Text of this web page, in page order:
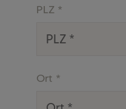
PLZ *
Ort *